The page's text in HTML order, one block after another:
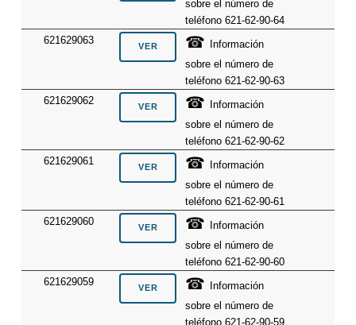
sobre el número de
teléfono 621-62-90-64
621629063
☎
Información
sobre el número de
teléfono 621-62-90-63
621629062
☎
Información
sobre el número de
teléfono 621-62-90-62
621629061
☎
Información
sobre el número de
teléfono 621-62-90-61
621629060
☎
Información
sobre el número de
teléfono 621-62-90-60
621629059
☎
Información
sobre el número de
teléfono 621-62-90-59